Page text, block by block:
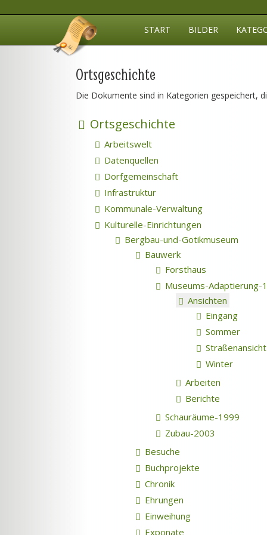
START BILDER
Ortsgeschichte
Die Dokumente sind in Kategorien gespeichert,
Ortsgeschichte
Arbeitswelt
Datenquellen
Dorfgemeinschaft
Infrastruktur
Kommunale-Verwaltung
Kulturelle-Einrichtungen
Bergbau-und-Gotikmuseum
Bauwerk
Forsthaus
Museums-Adaptierung-
Ansichten
Eingang
Sommer
Straßenansicht
Winter
Arbeiten
Berichte
Schauräume-1999
Zubau-2003
Besuche
Buchprojekte
Chronik
Ehrungen
Einweihung
Exponate